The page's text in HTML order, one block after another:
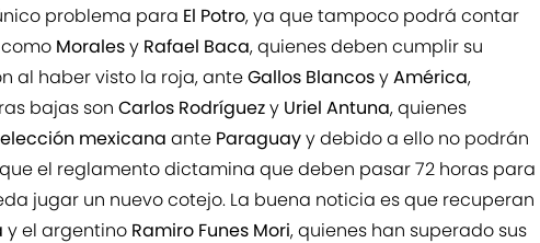
problema para El Potro, ya que tampoco podrá contar
Moralesy Rafael Baca, quienes deben cumplir su
al haber visto la roja, anteGallos BlancosyAmérica,
bajas son Carlos Rodríguezy Uriel Antuna, quienes
mexicana ante Paraguayy debido a ello no podrán
el reglamento dictamina que deben pasar72 horas para
jugar un nuevo cotejo. La buena noticia es que recuperan
y el argentino Ramiro Funes Mori, quienes han superado sus